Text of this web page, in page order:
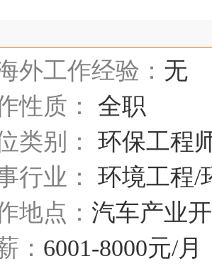
外工作经验： 无
性质：
全职
类别：
环保工程
行业：
环境工程/
地点： 汽车产业
： 6001-8000元/月